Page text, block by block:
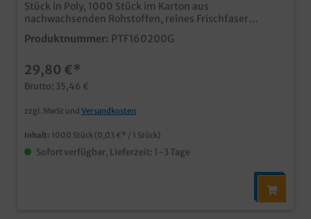
Stück in Poly, 1000 Stück im Karton aus
nachwachsenden Rohstoffen, reines Frischfaser
Material 100% lebensmitteltauglich fett- und
feuchtigkeitsresistent, auch ohne
Bäckerei, Backshop und Imbiss Pappteller aus
Frischfaser werden nicht aus Recyclingmaterial oder
dessen anteiliger Zusetzung hergestellt. Dadurch
können auch keine Chemikalienreste oder Zusätze aus
vorangegangenen Recyclingschritten enthalten sein,
die die Lebensmitteltauglichkeit beeinflussen könnten.
Durch das Frischfasermaterial ist der Pappteller oder
die Pappschale gleichzeitig weit hochwertiger und
Produktnummer: PTF160200G
29,80 €*
Brutto: 35,46 €
zzgl. MwSt und Versandkosten
Inhalt: 1000 Stück (0,03 €* / 1 Stück)
Sofort verfügbar, Lieferzeit: 1-3 Tage